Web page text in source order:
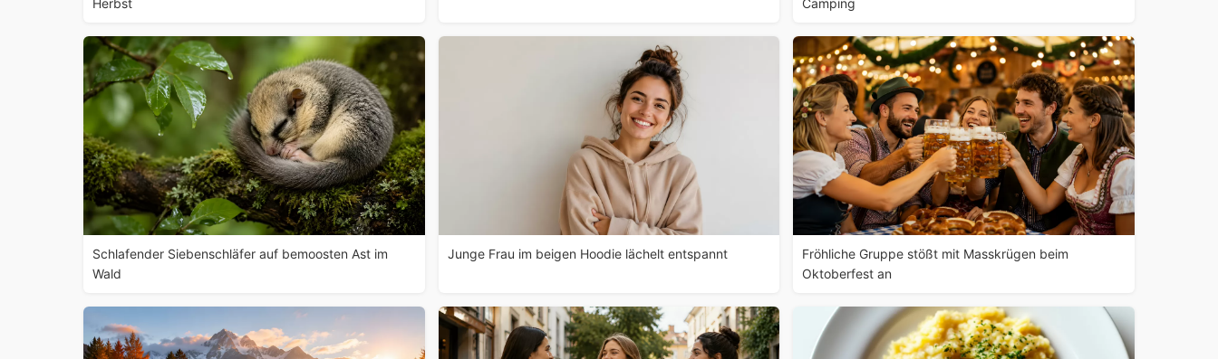
Herbst
Camping
Schlafender Siebenschläfer auf bemoosten Ast im
Wald
Junge Frau im beigen Hoodie lächelt entspannt
Fröhliche Gruppe stößt mit Masskrügen beim
Oktoberfest an